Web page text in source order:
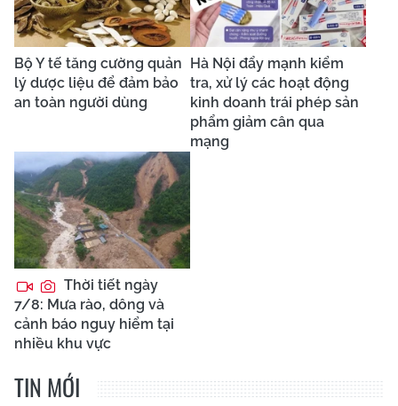
Bộ Y tế tăng cường quản
lý dược liệu để đảm bảo
an toàn người dùng
Hà Nội đẩy mạnh kiểm
tra, xử lý các hoạt động
kinh doanh trái phép sản
phẩm giảm cân qua
mạng
Thời tiết ngày
7/8: Mưa rào, dông và
cảnh báo nguy hiểm tại
nhiều khu vực
TIN MỚI